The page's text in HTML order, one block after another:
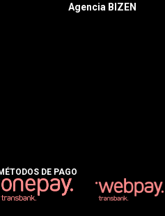
Agencia BIZEN
DE PAGO